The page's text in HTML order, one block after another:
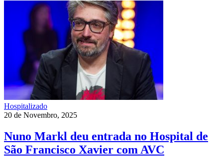
Hospitalizado
20 de Novembro, 2025
Nuno Markl deu entrada no Hospital de
São Francisco Xavier com AVC